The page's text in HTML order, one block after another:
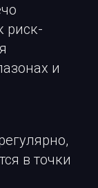
риск-
и
в точки